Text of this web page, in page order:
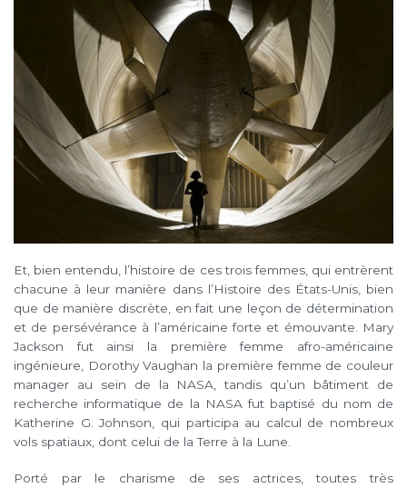
Et, bien entendu, l’histoire de ces trois femmes, qui entrèrent
chacune à leur manière dans l’Histoire des États-Unis, bien
que de manière discrète, en fait une leçon de détermination
et de persévérance à l’américaine forte et émouvante. Mary
Jackson fut ainsi la première femme afro-américaine
ingénieure, Dorothy Vaughan la première femme de couleur
manager au sein de la NASA, tandis qu’un bâtiment de
recherche informatique de la NASA fut baptisé du nom de
Katherine G. Johnson, qui participa au calcul de nombreux
vols spatiaux, dont celui de la Terre à la Lune.
Porté par le charisme de ses actrices, toutes très